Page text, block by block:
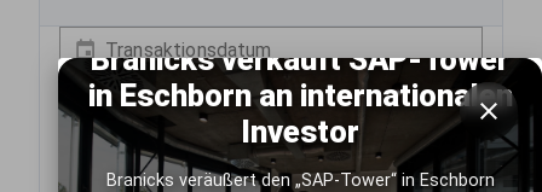
Transaktionsdatum
Assetklasse
Bundesland
Branicks verkauft SAP-Tower
in Eschborn an internationalen
Investor
Branicks veräußert den „SAP-Tower“ in Eschborn